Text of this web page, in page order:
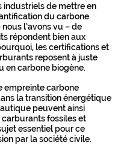
industriels de mettre en
du carbone
l’avons vu – de
répondent bien aux
les certifications et
reposent à juste
en carbone biogène.
empreinte carbone
la transition énergétique
peuvent ainsi
fossiles et
essentiel pour ce
par la société civile.